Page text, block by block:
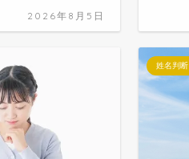
2026年8月5日
姓名判